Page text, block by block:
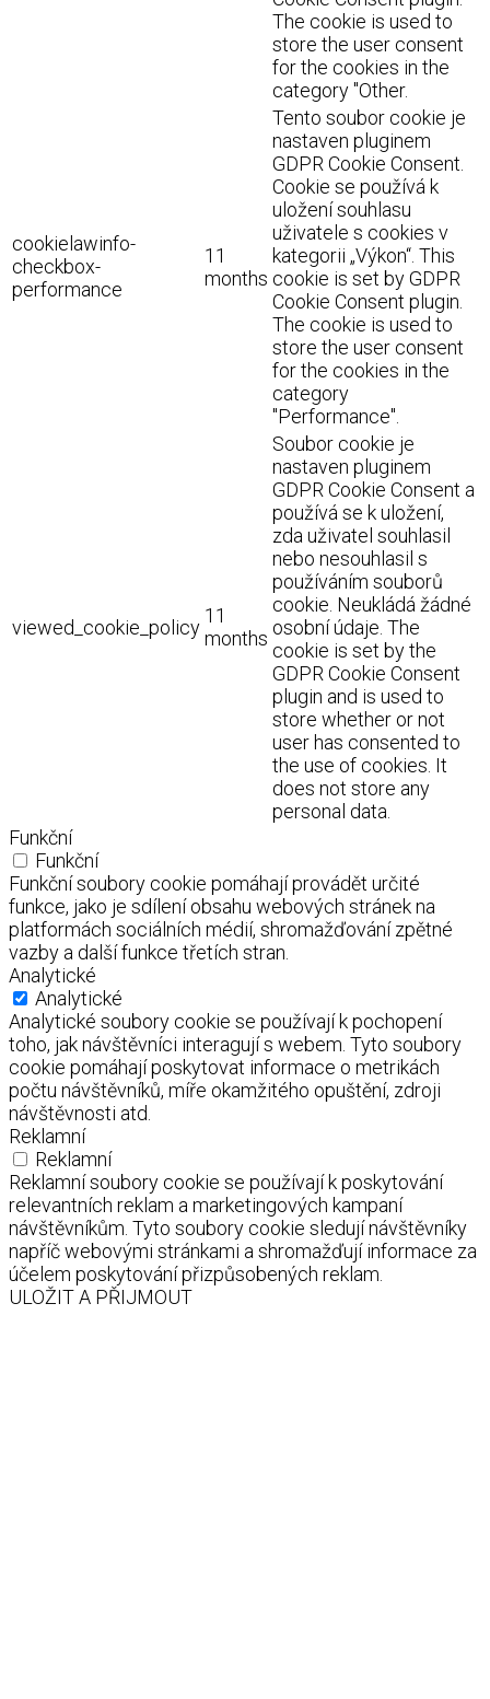
The cookie is used to
store the user consent
for the cookies in the
category "Other.
cookielawinfo-
checkbox-
performance
11
months
Tento soubor cookie je
nastaven pluginem
GDPR Cookie Consent.
Cookie se používá k
uložení souhlasu
uživatele s cookies v
kategorii „Výkon“. This
cookie is set by GDPR
Cookie Consent plugin.
The cookie is used to
store the user consent
for the cookies in the
category
"Performance".
viewed_cookie_policy
11
months
Soubor cookie je
nastaven pluginem
GDPR Cookie Consent a
používá se k uložení,
zda uživatel souhlasil
nebo nesouhlasil s
používáním souborů
cookie. Neukládá žádné
osobní údaje. The
cookie is set by the
GDPR Cookie Consent
plugin and is used to
store whether or not
user has consented to
the use of cookies. It
does not store any
personal data.
Funkční
Funkční
Funkční soubory cookie pomáhají provádět určité
funkce, jako je sdílení obsahu webových stránek na
platformách sociálních médií, shromažďování zpětné
vazby a další funkce třetích stran.
Analytické
Analytické
Analytické soubory cookie se používají k pochopení
toho, jak návštěvníci interagují s webem. Tyto soubory
cookie pomáhají poskytovat informace o metrikách
počtu návštěvníků, míře okamžitého opuštění, zdroji
návštěvnosti atd.
Reklamní
Reklamní
Reklamní soubory cookie se používají k poskytování
relevantních reklam a marketingových kampaní
návštěvníkům. Tyto soubory cookie sledují návštěvníky
napříč webovými stránkami a shromažďují informace za
účelem poskytování přizpůsobených reklam.
ULOŽIT A PŘIJMOUT